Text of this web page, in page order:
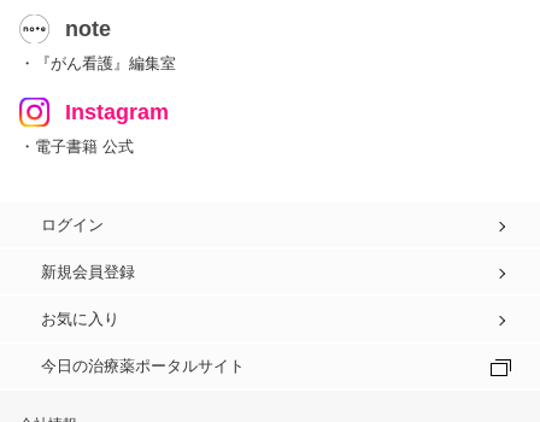
note
・『がん看護』編集室
Instagram
・電子書籍 公式
ログイン
新規会員登録
お気に入り
今日の治療薬ポータルサイト